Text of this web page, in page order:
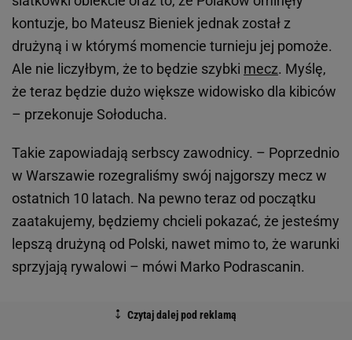
kontuzje, bo Mateusz Bieniek jednak został z
drużyną i w którymś momencie turnieju jej pomoże.
Ale nie liczyłbym, że to będzie szybki mecz. Myślę,
że teraz będzie dużo większe widowisko dla kibiców
– przekonuje Sołoducha.
Takie zapowiadają serbscy zawodnicy. – Poprzednio
w Warszawie rozegraliśmy swój najgorszy mecz w
ostatnich 10 latach. Na pewno teraz od początku
zaatakujemy, będziemy chcieli pokazać, że jesteśmy
lepszą drużyną od Polski, nawet mimo to, że warunki
sprzyjają rywalowi – mówi Marko Podrascanin.